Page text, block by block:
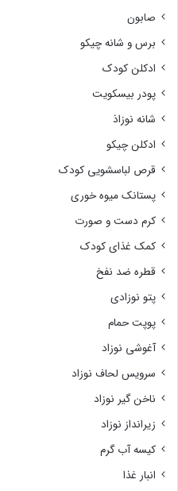
صابون
برس و شانه چیکو
ادکلن کودک
پودر بیسکویت
شانه نوزاذ
ادکلن چیکو
قرص لباسشویی کودک
پستانک میوه خوری
کرم دست و صورت
کمک غذای کودک
قطره ضد نفخ
پتو نوزادی
پوپت حمام
آغوشی نوزاد
سرویس لحاف نوزاد
ناخن گیر نوزاد
زیرانداز نوزاد
کیسه آب گرم
انبار غذا